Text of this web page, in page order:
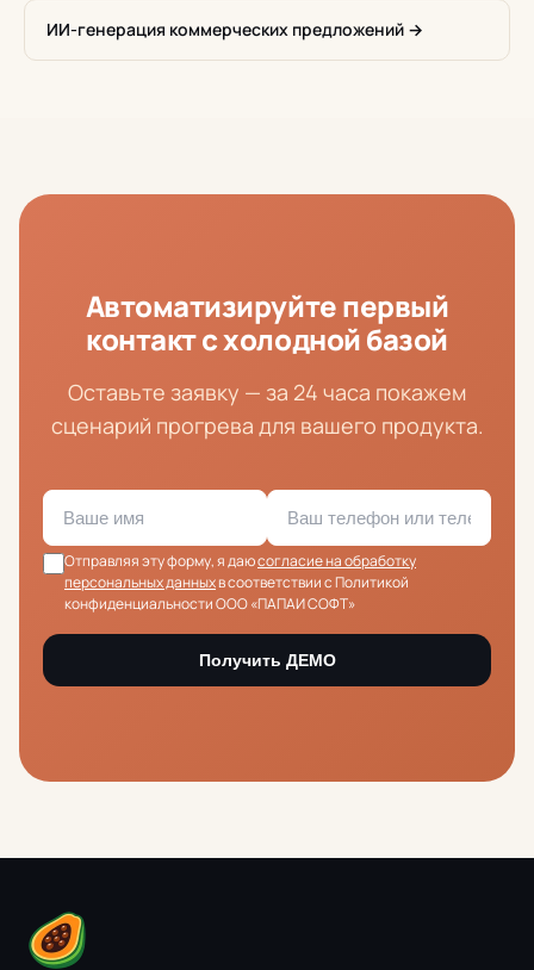
ИИ-генерация коммерческих предложений →
Автоматизируйте первый
контакт с холодной базой
Оставьте заявку — за 24 часа покажем
сценарий прогрева для вашего продукта.
Отправляя эту форму, я даюсогласие на обработку
персональных данныхв соответствии с Политикой
конфиденциальности ООО «ПАПАИ СОФТ»
Получить ДЕМО